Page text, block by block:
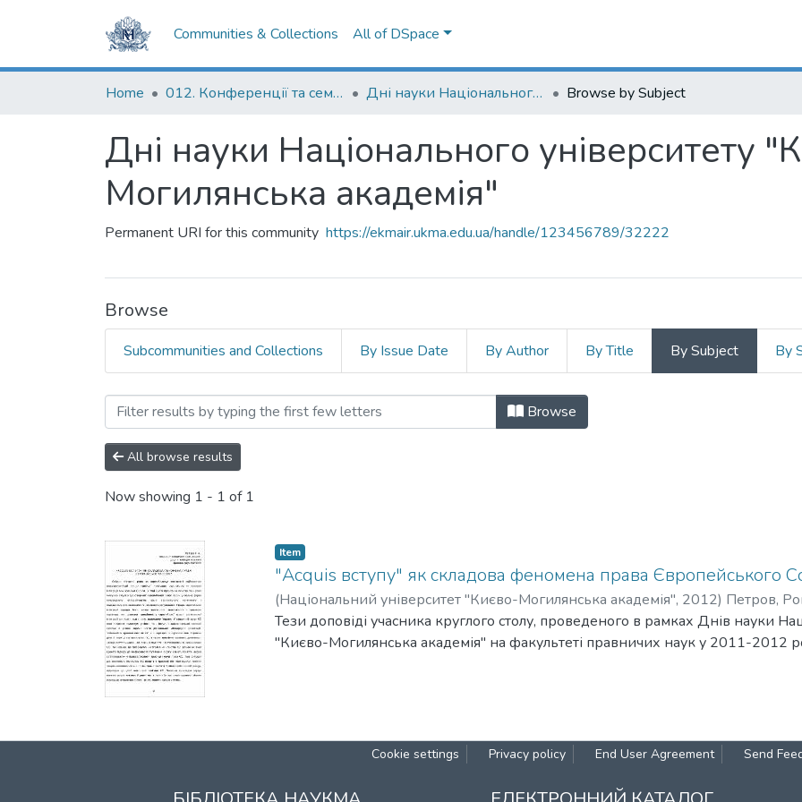
Communities & Collections All of DSpace
Home 012. Конференції та семінари НаУКМА Дні науки Національного університету "Києво-Могилянська академія" Browse by Subject
Дні науки Національного університету
Могилянська академія"
Permanent URI for this community https://ekmair.ukma.edu.ua/handle/123456789/32222
Browse
Subcommunities and Collections By Issue Date By Author By Title By Subject By
Browsing Дні науки Національного університету "Києво-
Browse
All browse results
Now showing 1 - 1 of 1
Item
"Acquis вступу" як складова феномена права Європейського
(Національний університет "Києво-Могилянська академія", 2012) Петров,
Тези доповіді учасника круглого столу, проведеного в рамках Днів науки
"Києво-Могилянська академія" на факультеті правничих наук у 2011-2012
Cookie settings Privacy policy End User Agreement Send